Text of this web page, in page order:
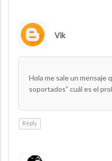
Vik
Hola me sale un mensaje
soportados” cuál es el
Reply